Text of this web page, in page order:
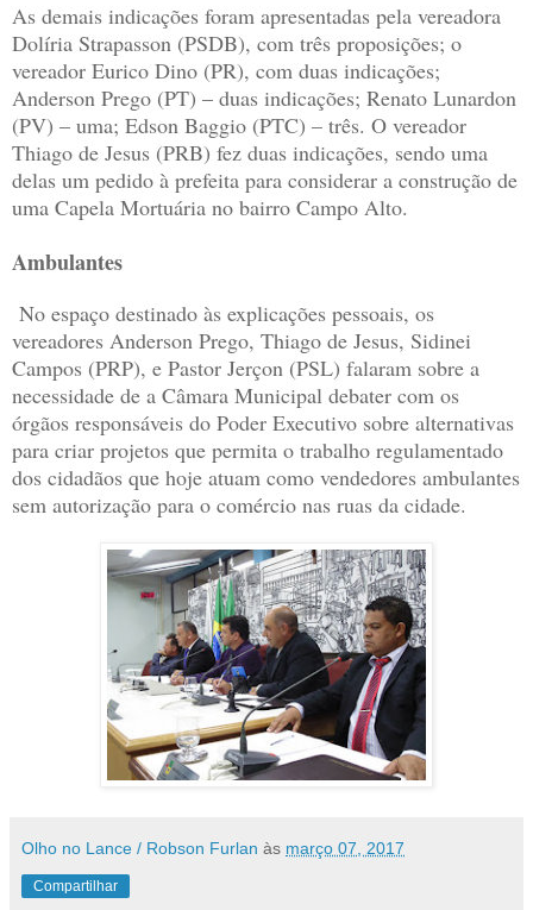
As demais indicações foram apresentadas pela vereadora
Dolíria Strapasson (PSDB), com três proposições; o
vereador Eurico Dino (PR), com duas indicações;
Anderson Prego (PT) – duas indicações; Renato Lunardon
(PV) – uma; Edson Baggio (PTC) – três. O vereador
Thiago de Jesus (PRB) fez duas indicações, sendo uma
delas um pedido à prefeita para considerar a construção de
uma Capela Mortuária no bairro Campo Alto.
Ambulantes
No espaço destinado às explicações pessoais, os
vereadores Anderson Prego, Thiago de Jesus, Sidinei
Campos (PRP), e Pastor Jerçon (PSL) falaram sobre a
necessidade de a Câmara Municipal debater com os
órgãos responsáveis do Poder Executivo sobre alternativas
para criar projetos que permita o trabalho regulamentado
dos cidadãos que hoje atuam como vendedores ambulantes
sem autorização para o comércio nas ruas da cidade.
Olho no Lance / Robson Furlan às março 07, 2017
Compartilhar